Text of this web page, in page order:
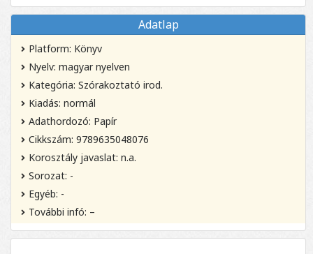
Adatlap
Platform: Könyv
Nyelv: magyar nyelven
Kategória: Szórakoztató irod.
Kiadás: normál
Adathordozó: Papír
Cikkszám: 9789635048076
Korosztály javaslat: n.a.
Sorozat: -
Egyéb: -
További infó: –